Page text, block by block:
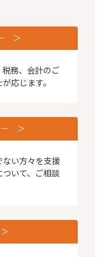
務、会計のご
応じます。
い方々を支援
いて、ご相談